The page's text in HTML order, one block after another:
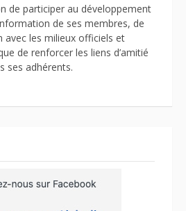
de participer au développement
de ses membres, de
avec les milieux officiels et
de renforcer les liens d’amitié
ses adhérents.